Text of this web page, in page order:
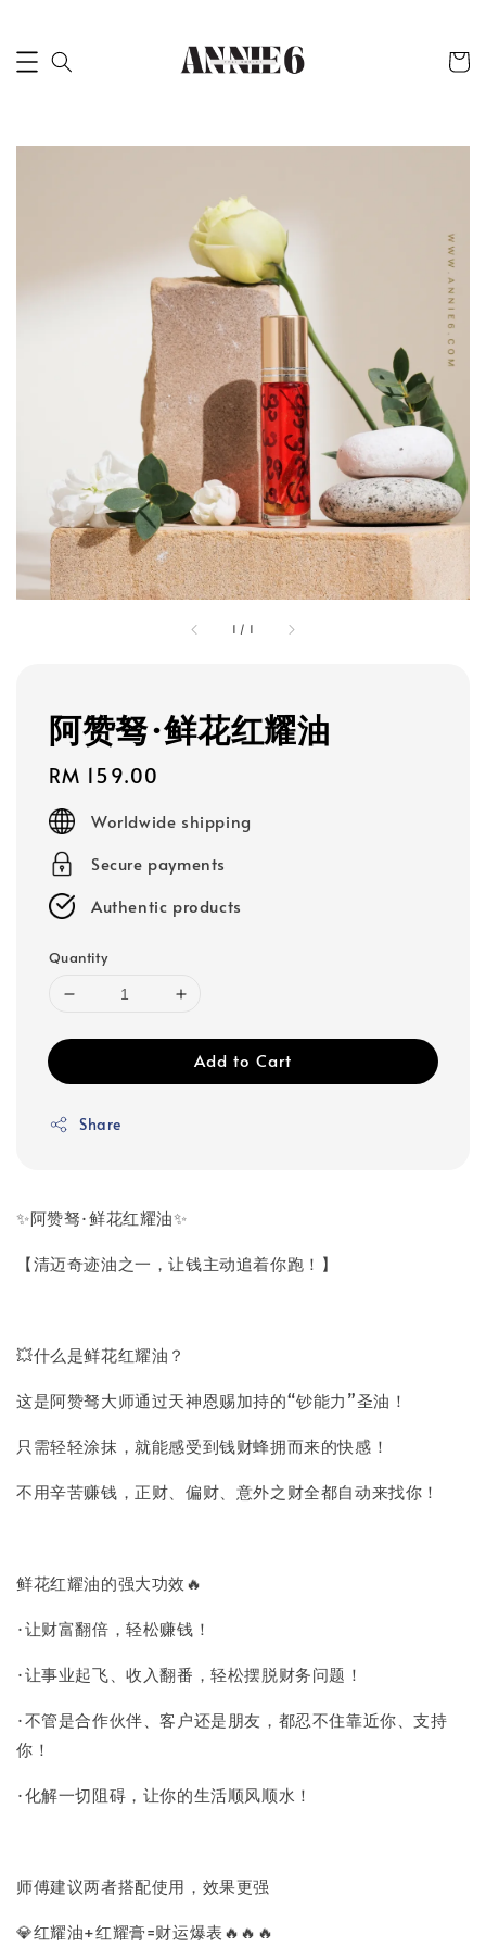
1 / 1
阿赞驽·鲜花红耀油
Regular
price
RM 159.00
Worldwide shipping
Secure payments
Authentic products
Quantity
Add to Cart
Share
✨阿赞驽·鲜花红耀油✨
【清迈奇迹油之一，让钱主动追着你跑！】
💥什么是鲜花红耀油？
这是阿赞驽大师通过天神恩赐加持的“钞能力”圣油！
只需轻轻涂抹，就能感受到钱财蜂拥而来的快感！
不用辛苦赚钱，正财、偏财、意外之财全都自动来找你！
鲜花红耀油的强大功效🔥
·让财富翻倍，轻松赚钱！
·让事业起飞、收入翻番，轻松摆脱财务问题！
·不管是合作伙伴、客户还是朋友，都忍不住靠近你、支持
你！
·化解一切阻碍，让你的生活顺风顺水！
师傅建议两者搭配使用，效果更强
💎红耀油+红耀膏=财运爆表🔥🔥🔥